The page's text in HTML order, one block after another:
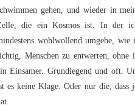
gehen, und wieder in
die ein Kosmos ist. In der
wohlwollend umgehe, wie
Menschen zu entwerten,
Einsamer. Grundlegend und oft.
es keine Klage. Oder nur die, dass